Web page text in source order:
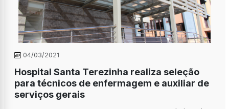
04/03/2021
Hospital Santa Terezinha realiza seleção
para técnicos de enfermagem e auxiliar de
serviços gerais